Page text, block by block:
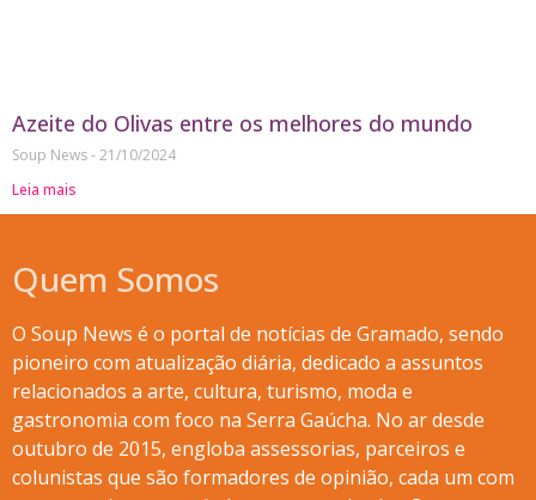
Azeite do Olivas entre os melhores do mundo
Soup News 21/10/2024
Leia mais
Quem Somos
O Soup News é o portal de notícias de Gramado, sendo
pioneiro com atualização diária, dedicado a assuntos
relacionados a arte, cultura, turismo, moda e
gastronomia com foco na Serra Gaúcha. No ar desde
outubro de 2015, engloba assessorias, parceiros e
colunistas que são formadores de opinião, cada um com